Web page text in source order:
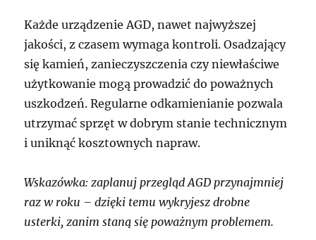
Każde urządzenie AGD, nawet najwyższej
jakości, z czasem wymaga kontroli. Osadzający
się kamień, zanieczyszczenia czy niewłaściwe
użytkowanie mogą prowadzić do poważnych
uszkodzeń. Regularne odkamienianie pozwala
utrzymać sprzęt w dobrym stanie technicznym
i uniknąć kosztownych napraw.
Wskazówka: zaplanuj przegląd AGD przynajmniej
raz w roku – dzięki temu wykryjesz drobne
usterki, zanim staną się poważnym problemem.